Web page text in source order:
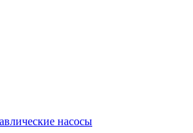
насосы